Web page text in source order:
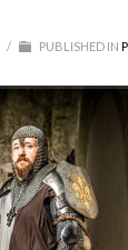
/ PUBLISHED IN